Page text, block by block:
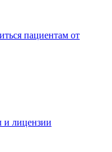
пациентам от
и лицензии